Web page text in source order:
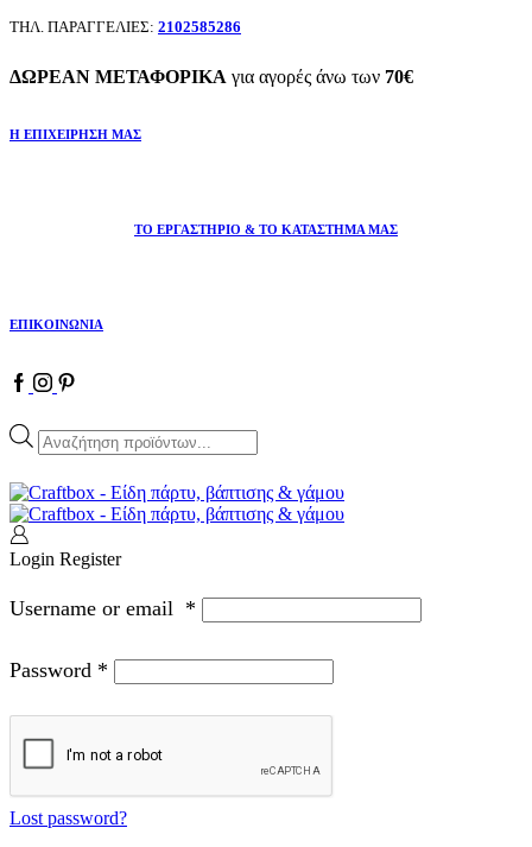
ΤΗΛ. ΠΑΡΑΓΓΕΛΙΕΣ: 2102585286
ΔΩΡΕΑΝ ΜΕΤΑΦΟΡΙΚΑ για αγορές άνω των 70€
Η ΕΠΙΧΕΙΡΗΣΗ ΜΑΣ
ΤΟ ΕΡΓΑΣΤΗΡΙΟ & ΤΟ ΚΑΤΑΣΤΗΜΑ ΜΑΣ
ΕΠΙΚΟΙΝΩΝΙΑ
Products
search
Login Register
Username or email *
Password *
Lost password?